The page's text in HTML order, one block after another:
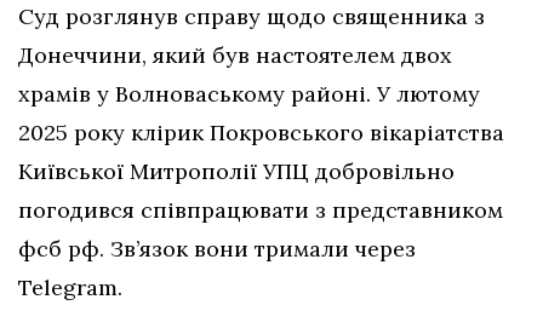
Суд розглянув справу щодо священника з
Донеччини, який був настоятелем двох
храмів у Волноваському районі. У лютому
2025 року клірик Покровського вікаріатства
Київської Митрополії УПЦ добровільно
погодився співпрацювати з представником
фсб рф. Зв’язок вони тримали через
Telegram.